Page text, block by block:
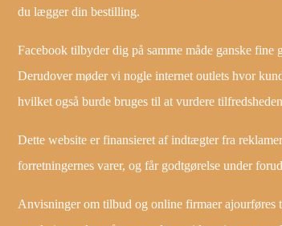
du lægger din bestilling.
Facebook tilbyder dig på samme måde ganske
Derudover møder vi nogle internet outlets hvor
hvilket også burde bruges til at vurdere
Dette website er finansieret af indtægter fra
forretningernes varer, og får godtgørelse under
Anvisninger om tilbud og online firmaer ajourføres